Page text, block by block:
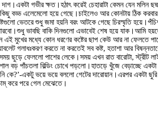
গভীর ক্ষত।হঠাৎ করেই চেহারাটা কেমন যেন
বড্ড এলেমেলো হয়ে গেছে।চাইলেও আর কোনটায় ঠিক
ভেতরে শুধু জমা হয়নি বরং আটকে গেছে চিরস্মৃতি
ভাবছি বাকি দিনগুলো এভাবেই শেষ হয়ে
মধ্যে কোন ধরণের কষ্টের ছাপ কেউ আর না ফেলতে
গলাধঃকরণ করতে না করতেই সব কষ্ট, হতাশা আর
ছুড়ে ফেললো পাশের লেকে।সময় এখন রাত বারোটা, স্ট্রীট
বড় পাঁচতলা বিল্ডিং চোখে পড়লো।হাতড়ে খুঁজে বেড়াচ্ছে
কে?’-একটু ভয়ে ভয়ে বললো গেটের দারোয়ান।এরপর একটা
করে পরে গেল মেঝেতে।